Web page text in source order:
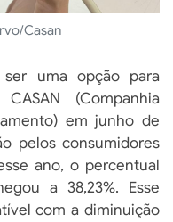
Casan
uma opção para
(Companhia
em junho de
pelos consumidores
ano, o percentual
a 38,23%. Esse
com a diminuição